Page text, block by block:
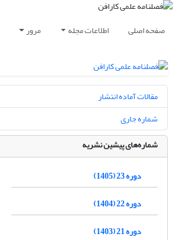
صفحه اصلی اطلاعات مجله مرور
مقالات آماده انتشار
شماره جاری
شماره‌های پیشین نشریه
دوره 23 (1405)
دوره 22 (1404)
دوره 21 (1403)